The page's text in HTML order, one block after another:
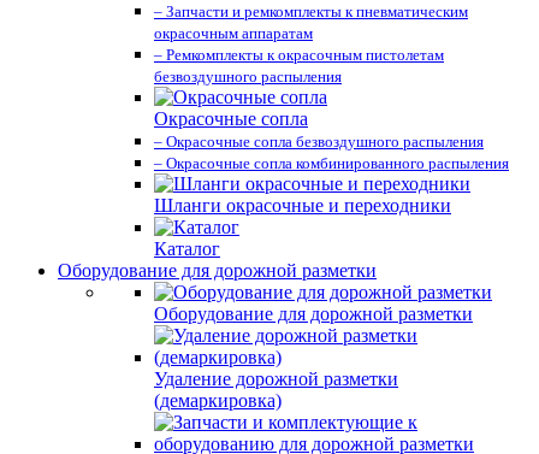
– Запчасти и ремкомплекты к пневматическим
окрасочным аппаратам
– Ремкомплекты к окрасочным пистолетам
безвоздушного распыления
Окрасочные сопла
– Окрасочные сопла безвоздушного распыления
– Окрасочные сопла комбинированного распыления
Шланги окрасочные и переходники
Каталог
Оборудование для дорожной разметки
Оборудование для дорожной разметки
Удаление дорожной разметки
(демаркировка)